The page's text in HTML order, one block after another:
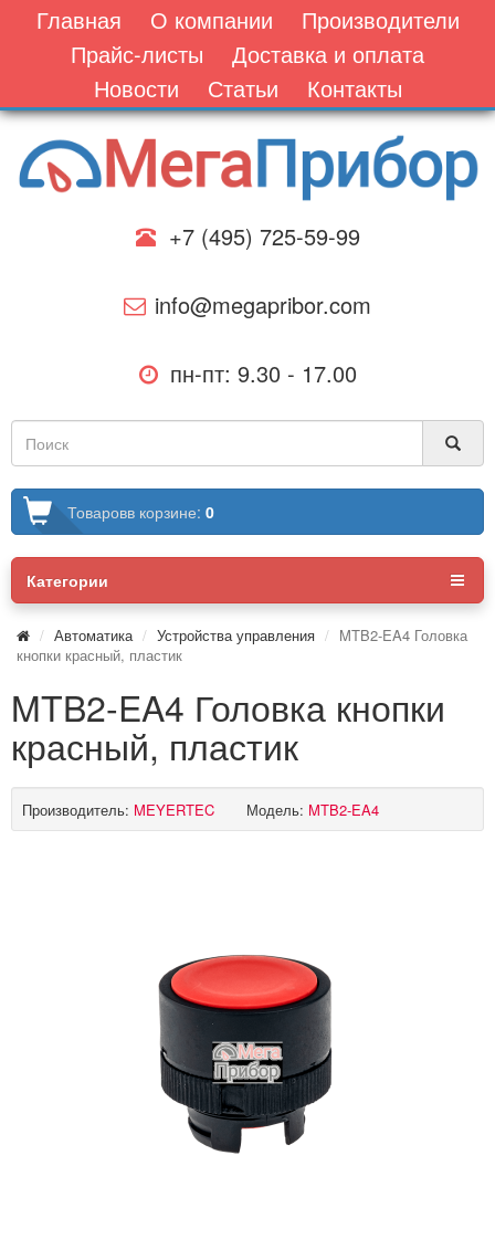
Главная О компании
Производители
Прайс-листы
Доставка и оплата
Новости
Статьи Контакты
+7 (495) 725-59-99
info@megapribor.com
пн-пт: 9.30 - 17.00
Товаровв корзине: 0
Категории
Автоматика Устройства управления
MTB2-EA4 Головка
кнопки красный, пластик
MTB2-EA4 Головка кнопки
красный, пластик
Производитель: MEYERTEC Модель: MTB2-EA4